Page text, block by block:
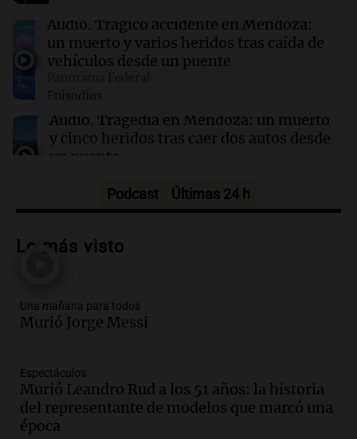
Sociedad
Detuvieron en España a un exmodelo
argentino acusado de matar a su expareja
Audio. Trágico accidente en Mendoza:
un muerto y varios heridos tras caída de
vehículos desde un puente
Episodios
Audio. Tragedia en Mendoza: un muerto
y cinco heridos tras caer dos autos desde
un puente
Audio.Messi llegará esta noche a
tras la muerte de su papá
Audio.Ley de Propiedad Privada: el revés
en el Congreso expuso una debilidad
Una mañana para todos
Episodios
Audio.Casabindo se prepara para una
celebración única: 30.000 turistas y el
Podcast Últimas 24 h
Lo más visto
Una mañana para todos
Murió Jorge Messi
Espectáculos
Murió Leandro Rud a los 51 años: la historia
del representante de modelos que marcó una
época